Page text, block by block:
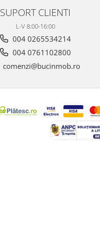
SUPORT CLIENTI
L-V 8:00-16:00
004 0265534214
004 0761102800
comenzi@bucinmob.ro